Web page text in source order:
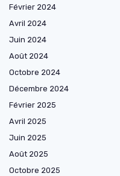
Février 2024
Avril 2024
Juin 2024
Août 2024
Octobre 2024
Décembre 2024
Février 2025
Avril 2025
Juin 2025
Août 2025
Octobre 2025